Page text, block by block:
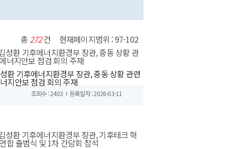
총272건 현재페이지범위 : 97-102
환 기후에너지환경부 장관, 중동 상황 관련
지안보 점검 회의 주재
조회수 : 2403 등록일자 : 2026-03-11